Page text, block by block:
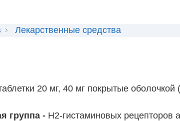
Лекарственные средства
20 мг, 40 мг покрытые
группа - H2-гистаминовых рецепторов